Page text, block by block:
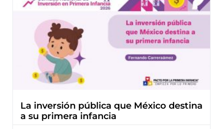
La inversión pública que México destina
a su primera infancia